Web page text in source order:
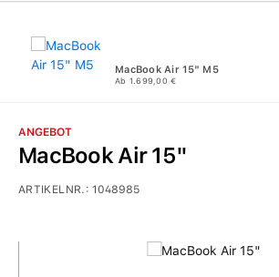
MacBook Air 15" M5
Ab 1.699,00 €
Bildergalerie überspringen
ANGEBOT
MacBook Air 15"
ARTIKELNR.:1048985